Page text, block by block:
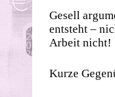
Gesell
entsteht –
Arbeit nicht!
Kurze